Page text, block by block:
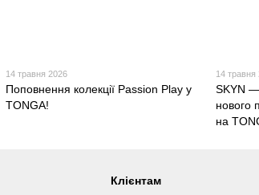
14 травня 2026
Поповнення колекції Passion Play у
TONGA!
14 травня
SKYN —
нового
на
Клієнтам